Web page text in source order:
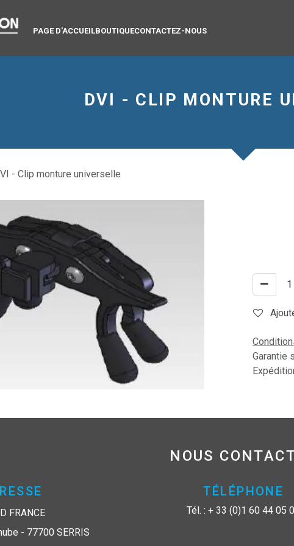
PAGE D'ACCUEILBOUTIQUECONTACTEZ-NOUS
DVI - CLIP MONTURE
- Clip monture universelle
Garantie
NOUS
FRANCE
- 77700 SERRIS
TÉLÉPHONE
Tél. : + 33 (0)1 60 44 05